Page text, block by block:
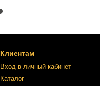
Клиентам
Вход в личный кабинет
Каталог